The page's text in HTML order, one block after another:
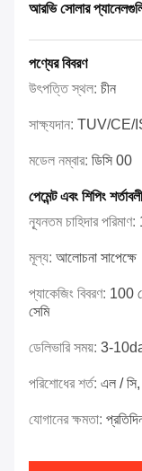
আরভি সোলার
পণ্যের বিবরণ
উৎপত্তি স্থল: চীন
সাক্ষ্যদান: TUV/CE/
মডেল নম্বার: ডিসি 00
পেমেন্ট এবং শিপিং শর্তাবলী
ন্যূনতম চাহিদার পরিমাণ:
মূল্য: আলোচনা সাপেক্ষে
প্যাকেজিং বিবরণ: 100
সেমি
ডেলিভারি সময়: 3-
পরিশোধের শর্ত: এল / সি,
যোগানের ক্ষমতা: